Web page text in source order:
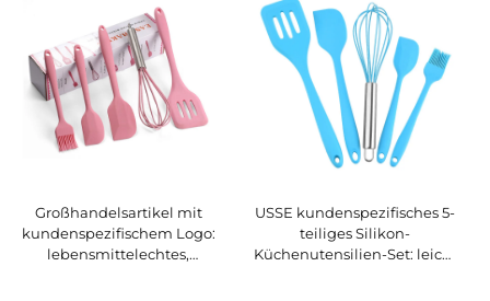
Großhandelsartikel mit
kundenspezifischem Logo:
lebensmittelechtes,
USSE kundenspezifisches 5-
teiliges Silikon-
Küchenutensilien-Set: leicht